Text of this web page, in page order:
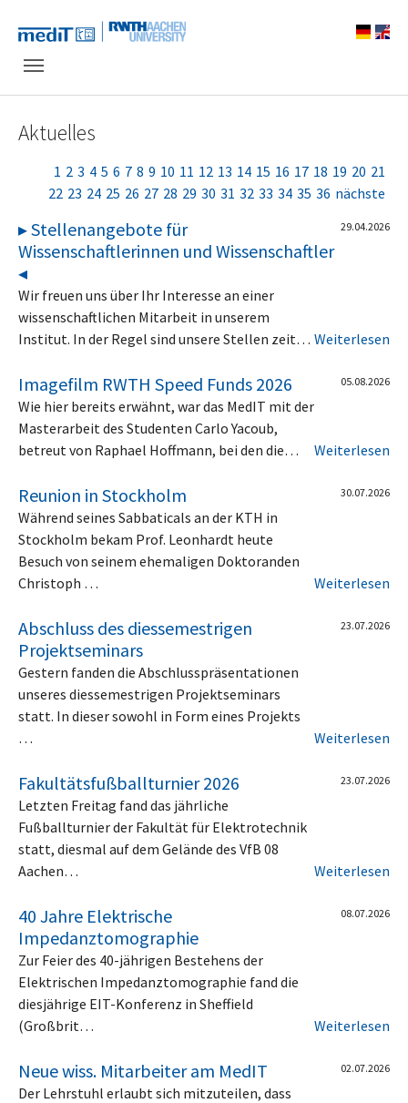
Aktuelles
1 2 3 4 5 6 7 8 9 10 11 12 13 14 15 16 17 18 19 20 21
22 23 24 25 26 27 28 29 30 31 32 33 34 35 36 nächste
▸ Stellenangebote für
Wissenschaftlerinnen und Wissenschaftler
◂
29.04.2026
Wir freuen uns über Ihr Interesse an einer
wissenschaftlichen Mitarbeit in unserem
Institut. In der Regel sind unsere Stellen zeit… Weiterlesen
Imagefilm RWTH Speed Funds 2026 05.08.2026
Wie hier bereits erwähnt, war das MedIT mit der
Masterarbeit des Studenten Carlo Yacoub,
betreut von Raphael Hoffmann, bei den die…
Weiterlesen
Reunion in Stockholm 30.07.2026
Während seines Sabbaticals an der KTH in
Stockholm bekam Prof. Leonhardt heute
Besuch von seinem ehemaligen Doktoranden
Christoph …
Weiterlesen
Abschluss des diessemestrigen
Projektseminars
23.07.2026
Gestern fanden die Abschlusspräsentationen
unseres diessemestrigen Projektseminars
statt. In dieser sowohl in Form eines Projekts
…
Weiterlesen
Fakultätsfußballturnier 2026 23.07.2026
Letzten Freitag fand das jährliche
Fußballturnier der Fakultät für Elektrotechnik
statt, diesmal auf dem Gelände des VfB 08
Aachen…
Weiterlesen
40 Jahre Elektrische
Impedanztomographie
08.07.2026
Zur Feier des 40-jährigen Bestehens der
Elektrischen Impedanztomographie fand die
diesjährige EIT-Konferenz in Sheffield
(Großbrit…
Weiterlesen
Neue wiss. Mitarbeiter am MedIT 02.07.2026
Der Lehrstuhl erlaubt sich mitzuteilen, dass